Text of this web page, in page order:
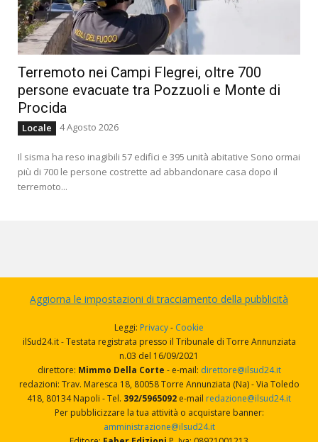
Terremoto nei Campi Flegrei, oltre 700
persone evacuate tra Pozzuoli e Monte di
Procida
Locale 4 Agosto 2026
Il sisma ha reso inagibili 57 edifici e 395 unità abitative Sono ormai
più di 700 le persone costrette ad abbandonare casa dopo il
terremoto...
Aggiorna le impostazioni di tracciamento della pubblicità
Leggi: Privacy- Cookie
ilSud24.it - Testata registrata presso il Tribunale di Torre Annunziata
n.03 del 16/09/2021
direttore: Mimmo Della Corte - e-mail: direttore@ilsud24.it
redazioni: Trav. Maresca 18, 80058 Torre Annunziata (Na) - Via Toledo
418, 80134 Napoli - Tel. 392/5965092 e-mail redazione@ilsud24.it
Per pubblicizzare la tua attività o acquistare banner:
amministrazione@ilsud24.it